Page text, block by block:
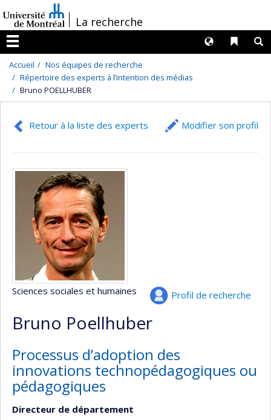
au
contenu
/La recherche
Menu
Liens
Langues
Accueil
Nos équipes de recherche
Répertoire des experts à l’intention des médias
Bruno POELLHUBER
Retour à la liste des experts Modifier son profil
Profil de recherche
Sciences sociales et humaines
Bruno Poellhuber
Processus d’adoption des
innovations technopédagogiques ou
pédagogiques
Directeur de département